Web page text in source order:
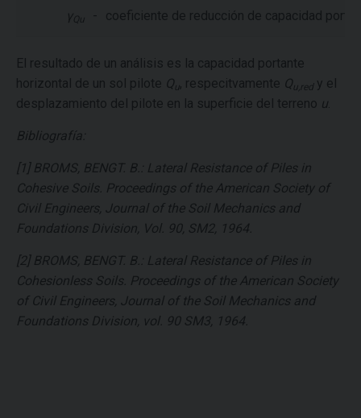
γ Qu - coeficiente de reducción de capacidad
El resultado de un análisis es la capacidad portante
horizontal de un sol pilote Qu, respecitvamente Qu,redy el
desplazamiento del pilote en la superficie del terreno u
Bibliografía:
[1] BROMS, BENGT. B.: Lateral Resistance of Piles in
Cohesive Soils. Proceedings of the American Society of
Civil Engineers, Journal of the Soil Mechanics and
Foundations Division, Vol. 90, SM2, 1964.
[2] BROMS, BENGT. B.: Lateral Resistance of Piles in
Cohesionless Soils. Proceedings of the American Society
of Civil Engineers, Journal of the Soil Mechanics and
Foundations Division, vol. 90 SM3, 1964.